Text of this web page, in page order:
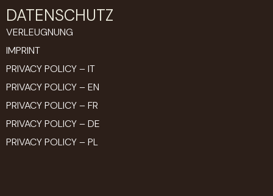
DATENSCHUTZ
VERLEUGNUNG
IMPRINT
PRIVACY POLICY – IT
PRIVACY POLICY – EN
PRIVACY POLICY – FR
PRIVACY POLICY – DE
PRIVACY POLICY – PL